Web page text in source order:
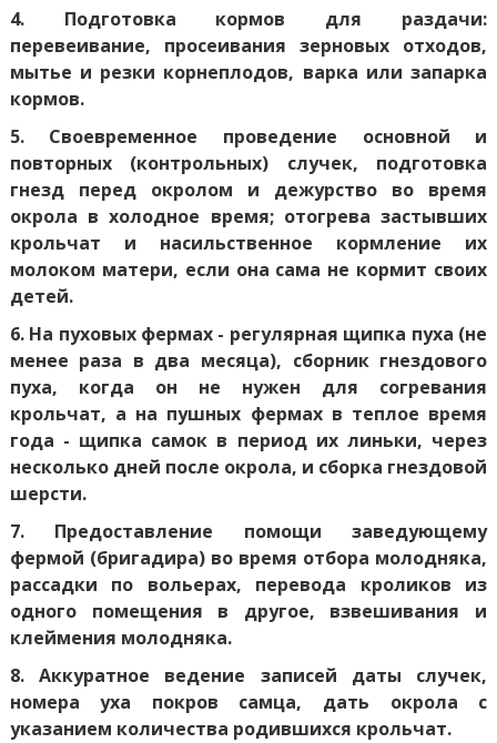
4. Подготовка кормов для раздачи:
перевеивание, просеивания зерновых отходов,
мытье и резки корнеплодов, варка или запарка
кормов.
5. Своевременное проведение основной и
повторных (контрольных) случек, подготовка
гнезд перед окролом и дежурство во время
окрола в холодное время; отогрева застывших
крольчат и насильственное кормление их
молоком матери, если она сама не кормит своих
детей.
6. На пуховых фермах - регулярная щипка пуха (не
менее раза в два месяца), сборник гнездового
пуха, когда он не нужен для согревания
крольчат, а на пушных фермах в теплое время
года - щипка самок в период их линьки, через
несколько дней после окрола, и сборка гнездовой
шерсти.
7. Предоставление помощи заведующему
фермой (бригадира) во время отбора молодняка,
рассадки по вольерах, перевода кроликов из
одного помещения в другое, взвешивания и
клеймения молодняка.
8. Аккуратное ведение записей даты случек,
номера уха покров самца, дать окрола с
указанием количества родившихся крольчат.